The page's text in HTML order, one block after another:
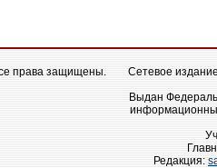
права защищены.
Сетевое
Выдан
Редакция: